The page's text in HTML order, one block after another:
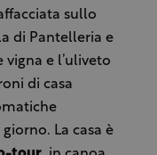
sullo
di Pantelleria e
vigna e l’uliveto
di casa
La casa è